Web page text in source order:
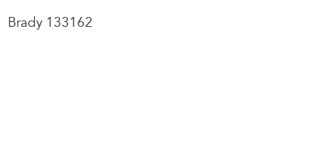
Brady 133162